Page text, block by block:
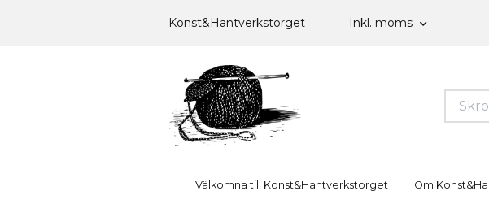
Konst&Hantverkstorget Inkl. moms
Välkomna till Konst&Hantverkstorget Om